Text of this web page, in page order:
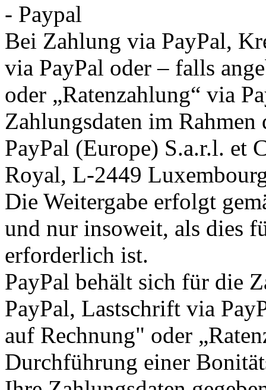
- Paypal
Bei Zahlung via PayPal,
via PayPal oder – falls
oder „Ratenzahlung“ via
Zahlungsdaten im
PayPal (Europe) S.a.r.l. et
Royal, L-2449
Die Weitergabe erfolgt
und nur insoweit, als dies
erforderlich ist.
PayPal behält sich für die
PayPal, Lastschrift via
auf Rechnung" oder
Durchführung einer